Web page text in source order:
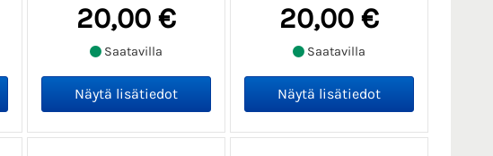
20,00 €
Saatavilla
20,00 €
Saatavilla